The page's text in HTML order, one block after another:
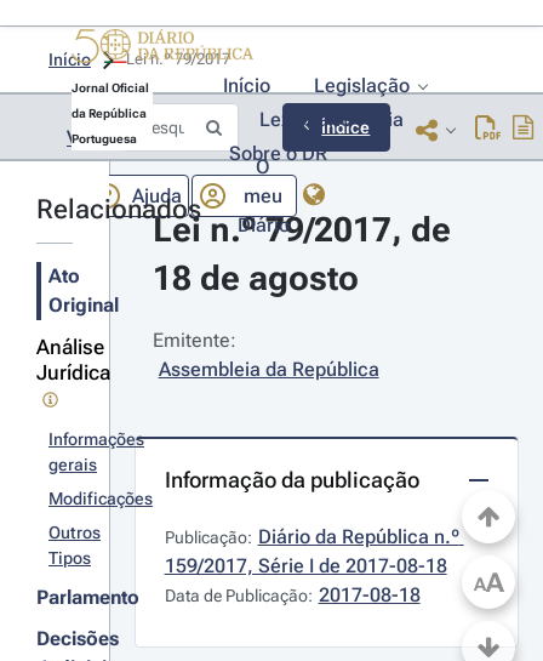
Jornal Oficial
da República
Portuguesa
Início
Legislação
Lexionário
Lia
Sobre o DR
Ajuda
O
meu
Diário
Início Lei n.º 79/2017
Voltar Índice
Relacionados
Ato
Original
Análise
Jurídica
Informações
gerais
Modificações
Outros
Tipos
Parlamento
Decisões
Lei n.º 79/2017, de
18 de agosto
Emitente:
Assembleia da República
Informação da publicação
Publicação: Diário da República n.º
159/2017, Série I de 2017-08-18
Data de Publicação: 2017-08-18 AA